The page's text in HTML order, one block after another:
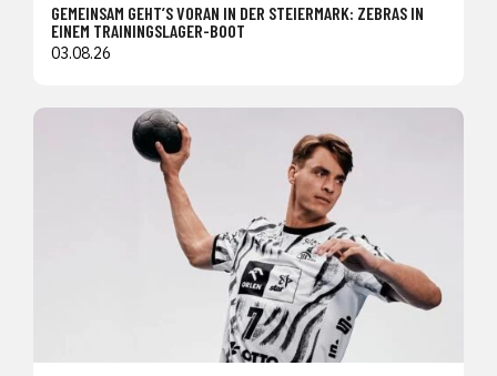
GEMEINSAM GEHT’S VORAN IN DER STEIERMARK: ZEBRAS IN
EINEM TRAININGSLAGER-BOOT
03.08.26